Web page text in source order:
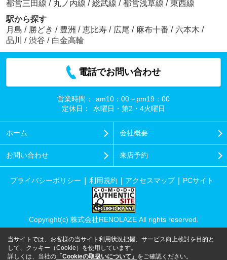
都営三田線 / 丸ノ内線 / 総武線 / 都営浅草線 / 東西線
駅から探す
月島 / 勝どき / 豊洲 / 恵比寿 / 広尾 / 麻布十番 / 六本木 /
品川
/ 渋谷 / 白金高輪
電話でお問い合わせ
営業時間：
am10：00～pm19：00
定休日：
水曜日・第2・4火曜日
ホーム 会社概要
お問い合わせ 来店予約
プライバシーポリシー 利用規約 アクセスマップ PCサイト
Copyright(c) 株式会社RENOLAZE All rights reserved.
当サイトでは、お客様の当サイト利用状況把握、サービス向上検討を目的と
して、クッキー（Cookie）を使用しています。
詳しくは、当社の 「Cookieの取扱いについて」 をご確認ください。